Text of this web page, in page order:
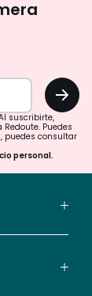
OK
suscribirte,
Puedes
puedes consultar
personal.